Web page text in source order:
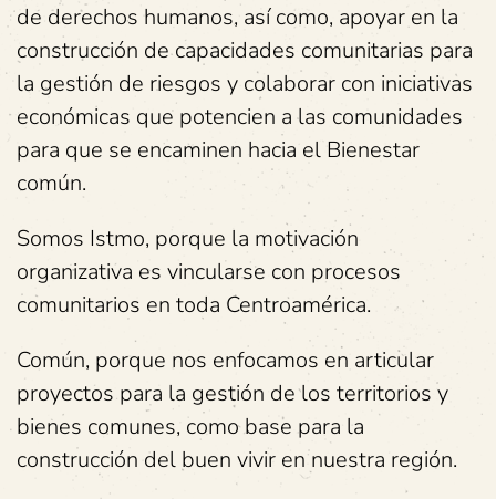
de derechos humanos, así como, apoyar en la
construcción de capacidades comunitarias para
la gestión de riesgos y colaborar con iniciativas
económicas que potencien a las comunidades
para que se encaminen hacia el Bienestar
común.
Somos Istmo, porque la motivación
organizativa es vincularse con procesos
comunitarios en toda Centroamérica.
Común, porque nos enfocamos en articular
proyectos para la gestión de los territorios y
bienes comunes, como base para la
construcción del buen vivir en nuestra región.